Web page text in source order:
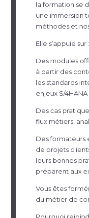
la formation se
une immersion
méthodes et
Elle s’appuie sur :
Des modules
à partir des
les standards
enjeux S/
Des cas
flux métiers,
Des formateurs
de projets
leurs bonnes
préparent aux
Vous êtes
du métier de